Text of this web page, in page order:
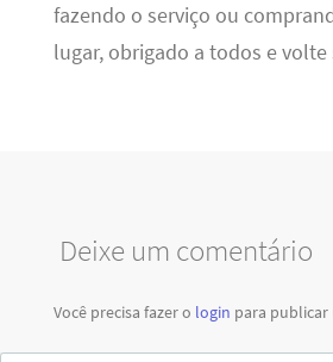
fazendo o serviço ou
lugar, obrigado a todos e volte
Deixe um comentário
Você precisa fazer o login para